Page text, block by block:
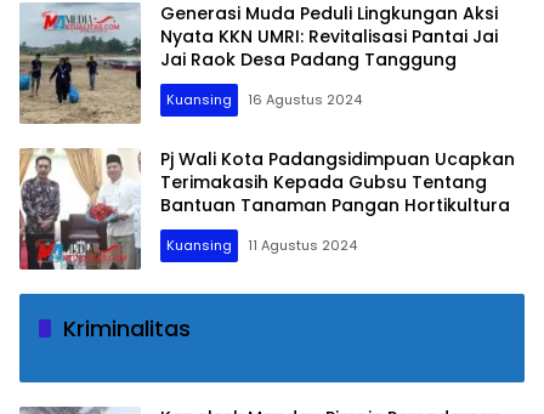
Generasi Muda Peduli Lingkungan Aksi
Nyata KKN UMRI: Revitalisasi Pantai Jai
Jai Raok Desa Padang Tanggung
Kuansing 16 Agustus 2024
Pj Wali Kota Padangsidimpuan Ucapkan
Terimakasih Kepada Gubsu Tentang
Bantuan Tanaman Pangan Hortikultura
Kuansing 11 Agustus 2024
Kriminalitas